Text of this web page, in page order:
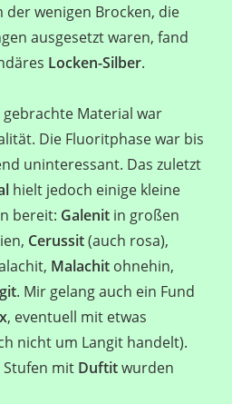
der wenigen Brocken, die
ausgesetzt waren, fand
Locken-Silber.
Material war
Die Fluoritphase war bis
uninteressant. Das zuletzt
hielt jedoch einige kleine
bereit: Galenit in großen
Cerussit(auch rosa),
Malachit ohnehin,
. Mir gelang auch ein Fund
, eventuell mit etwas
nicht um Langit handelt).
Stufen mit Duftitwurden